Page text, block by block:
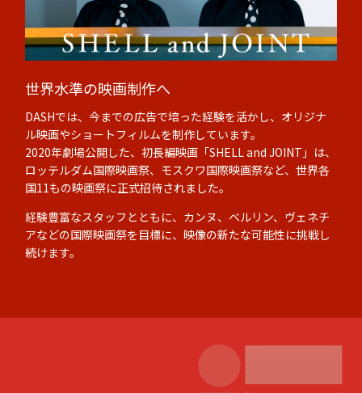
世界水準の映画制作へ
DASHでは、今までの広告で培った経験を活かし、オリジナ
ル映画やショートフィルムを制作しています。
2020年劇場公開した、初長編映画「SHELL and JOINT」は、
ロッテルダム国際映画祭、モスクワ国際映画祭など、世界各
国11もの映画祭に正式招待されました。
経験豊富なスタッフとともに、カンヌ、ベルリン、ヴェネチ
アなどの国際映画祭を目標に、映像の新たな可能性に挑戦し
続けます。